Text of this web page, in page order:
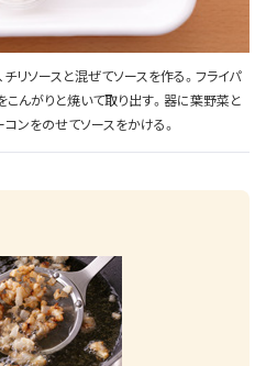
チリソースと混ぜてソースを作る。フライパ
こんがりと焼いて取り出す。器に葉野菜と
コンをのせてソースをかける。